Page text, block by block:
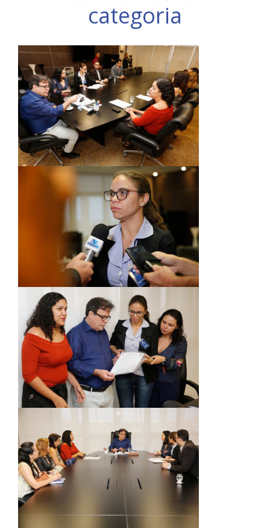
categoria